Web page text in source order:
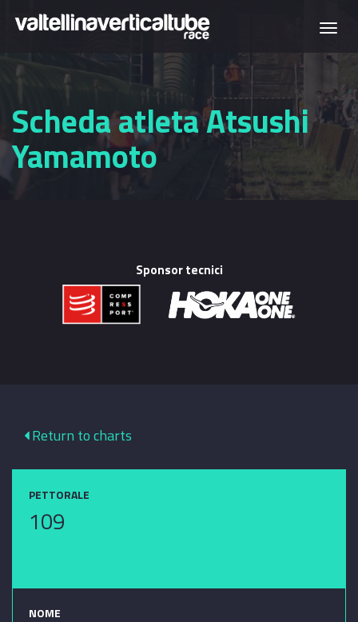
Salta al contenuto principale
Scheda atleta Atsushi
Yamamoto
Sponsor tecnici
Return to charts
PETTORALE
109
NOME